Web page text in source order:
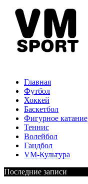
Главная
Футбол
Хоккей
Баскетбол
Фигурное катание
Теннис
Волейбол
Гандбол
VM-Культура
Последние записи